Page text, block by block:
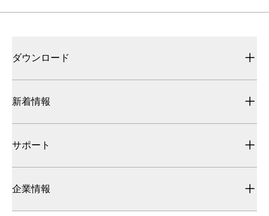
ダウンロード
新着情報
サポート
企業情報